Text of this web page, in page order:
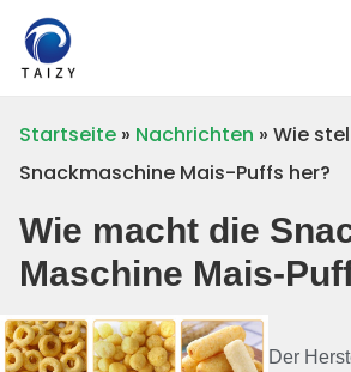
Startseite » Nachrichten » Wie
Snackmaschine Mais-Puffs her?
Wie macht die
Maschine Mais-
Der